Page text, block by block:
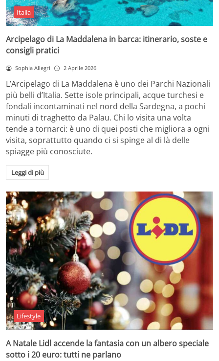
Italia
Arcipelago di La Maddalena in barca: itinerario, soste e
consigli pratici
Sophia Allegri 2 Aprile 2026
L’Arcipelago di La Maddalena è uno dei Parchi Nazionali
più belli d’Italia. Sette isole principali, acque turchesi e
fondali incontaminati nel nord della Sardegna, a pochi
minuti di traghetto da Palau. Chi lo visita una volta
tende a tornarci: è uno di quei posti che migliora a ogni
visita, soprattutto quando ci si spinge al di là delle
spiagge più conosciute.
Leggi di più
Lifestyle
A Natale Lidl accende la fantasia con un albero speciale
sotto i 20 euro: tutti ne parlano